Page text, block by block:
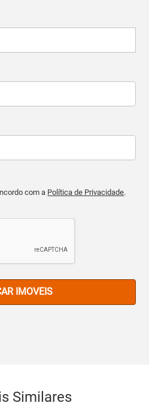
com a Política de Privacidade.
IMOVEIS
Similares